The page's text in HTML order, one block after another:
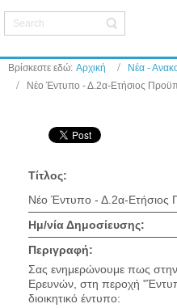
Βρίσκεστε εδώ: Αρχική Νέα -
Νέο Έντυπο - Δ.2α-Ετήσιος
Τίτλος:
Νέο Έντυπο - Δ.2α-Ετήσιος
Ημ/νία Δημοσίευσης:
Περιγραφή:
Σας ενημερώνουμε πως στην
Ερευνών, στη περοχή
διοικητικό έντυπο: